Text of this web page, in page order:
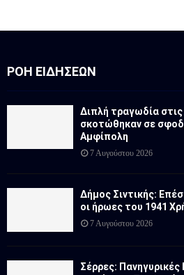
ΡΟΉ ΕΙΔΉΣΕΩΝ
Διπλή τραγωδία
σκοτώθηκαν σε
Αμφίπολη
7 Αυγούστου 2026
Δήμος Σιντικής:
οι ήρωες του 1941
7 Αυγούστου 2026
Σέρρες: